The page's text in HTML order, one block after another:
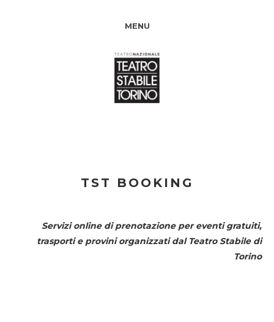
MENU
TST BOOKING
Servizi online di prenotazione per eventi gratuiti,
trasporti e provini organizzati dal Teatro Stabile di
Torino